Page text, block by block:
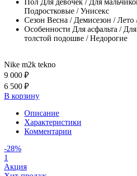
Подростковые / Унисекс
Сезон Весна / Демисезон / Лето
Особенности Для асфальта /
толстой подошве / Недорогие
Nike m2k tekno
9 000 ₽
6 500 ₽
В корзину
Описание
Характеристики
Комментарии
-28%
1
Акция